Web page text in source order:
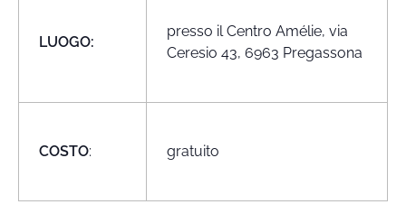
LUOGO:
presso il Centro Amélie, via
Ceresio 43, 6963 Pregassona
COSTO: gratuito